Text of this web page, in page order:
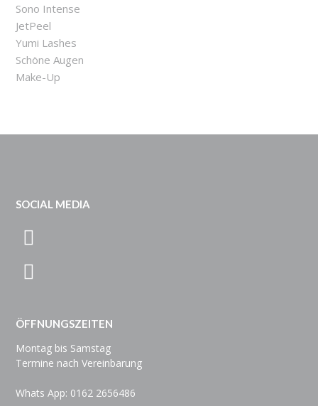
Sono Intense
JetPeel
Yumi Lashes
Schöne Augen
Make-Up
SOCIAL MEDIA
ÖFFNUNGSZEITEN
Montag bis Samstag
Termine nach Vereinbarung
Whats App: 0162 2656486